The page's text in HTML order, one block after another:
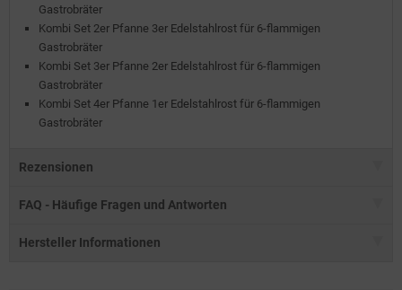
Gastrobräter
Kombi Set 2er Pfanne 3er Edelstahlrost für 6-flammigen
Gastrobräter
Kombi Set 3er Pfanne 2er Edelstahlrost für 6-flammigen
Gastrobräter
Kombi Set 4er Pfanne 1er Edelstahlrost für 6-flammigen
Gastrobräter
Rezensionen
FAQ - Häufige Fragen und Antworten
Hersteller Informationen